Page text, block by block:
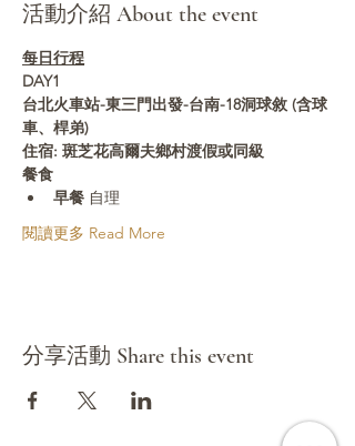
活動介紹 About the event
每日行程
DAY1
台北火車站-東三門出發-台南-18洞球敘 (含球
車、桿弟)
住宿: 斑芝花高爾夫鄉村渡假或同級
餐食
早餐 自理
閱讀更多 Read More
分享活動 Share this event